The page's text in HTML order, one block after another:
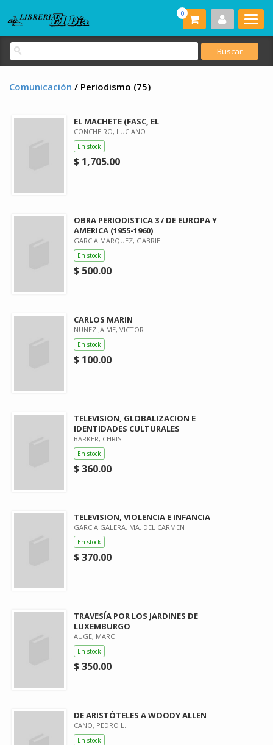
0
Comunicación / Periodismo (75)
EL MACHETE (FASC, EL
CONCHEIRO, LUCIANO
En stock
$ 1,705.00
OBRA PERIODISTICA 3 / DE EUROPA Y
AMERICA (1955-1960)
GARCIA MARQUEZ, GABRIEL
En stock
$ 500.00
CARLOS MARIN
NUNEZ JAIME, VICTOR
En stock
$ 100.00
TELEVISION, GLOBALIZACION E
IDENTIDADES CULTURALES
BARKER, CHRIS
En stock
$ 360.00
TELEVISION, VIOLENCIA E INFANCIA
GARCIA GALERA, MA. DEL CARMEN
En stock
$ 370.00
TRAVESÍA POR LOS JARDINES DE
LUXEMBURGO
AUGE, MARC
En stock
$ 350.00
DE ARISTÓTELES A WOODY ALLEN
CANO, PEDRO L.
En stock